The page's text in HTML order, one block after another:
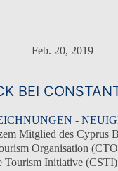
Feb. 20, 2019
BEI
-
Mitglied des Cyprus
Organisation
Tourism Initiative